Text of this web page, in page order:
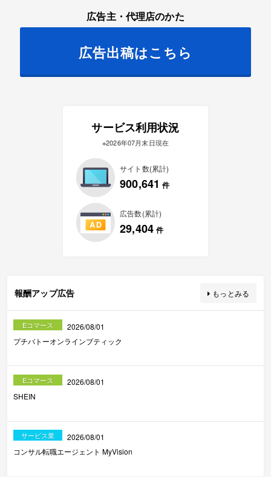
広告主・代理店のかた
広告出稿はこちら
サービス利用状況
※2026年07月末日現在
サイト数(累計)
900,641 件
広告数(累計)
29,404 件
報酬アップ広告 もっとみる
Eコマース
2026/08/01
プチバトーオンラインブティック
Eコマース
2026/08/01
SHEIN
サービス業
2026/08/01
コンサル転職エージェント MyVision